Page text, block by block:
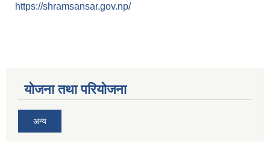
https://shramsansar.gov.np/
योजना तथा परियोजना
अन्य